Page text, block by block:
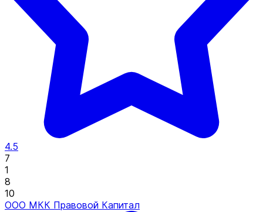
4.5
7
1
8
10
ООО МКК Правовой Капитал